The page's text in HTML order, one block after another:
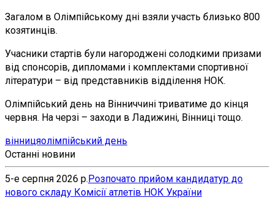
Загалом в Олімпійському дні взяли участь близько 800
козятинців.
Учасники стартів були нагороджені солодкими призами
від спонсорів, дипломами і комплектами спортивної
літератури – від представників відділення НОК.
Олімпійський день на Вінниччині триватиме до кінця
червня. На черзі – заходи в Ладижині, Вінниці тощо.
вінницяолімпійський день
Останні новини
5-е серпня 2026 р.Розпочато прийом кандидатур до
нового складу Комісії атлетів НОК України